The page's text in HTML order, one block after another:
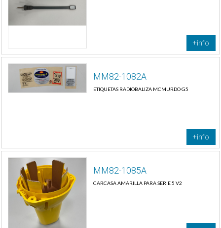
+info
MM82-1082A
ETIQUETAS RADIOBALIZA MCMURDO G5
+info
MM82-1085A
CARCASA AMARILLA PARA SERIE 5 V2